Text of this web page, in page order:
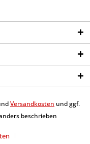
Versandkosten und ggf.
beschrieben